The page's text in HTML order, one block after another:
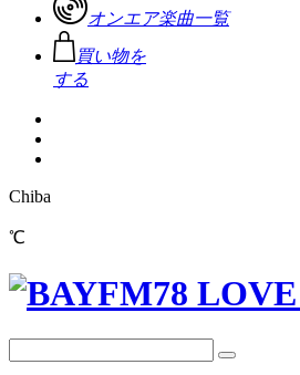
オンエア楽曲一覧
買い物を
する
Chiba
℃